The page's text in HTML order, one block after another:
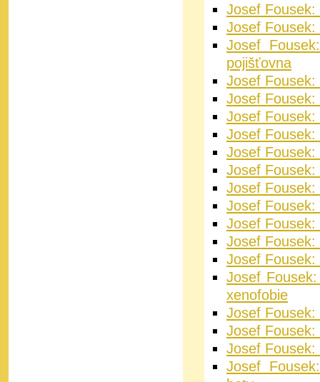
Josef
Josef
Josef
pojišťovna
Josef
Josef
Josef
Josef
Josef
Josef
Josef
Josef
Josef Fousek:
Josef
Josef
Josef
xenofobie
Josef
Josef
Josef
Josef